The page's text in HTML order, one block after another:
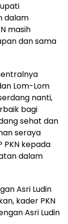
dalam
masih
dan sama
Lom-Lom
nanti,
bagi
sehat dan
seraya
PKN kepada
dalam
Asri Ludin
kader PKN
Asri Ludin